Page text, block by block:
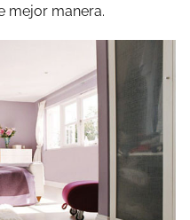
mejor manera.